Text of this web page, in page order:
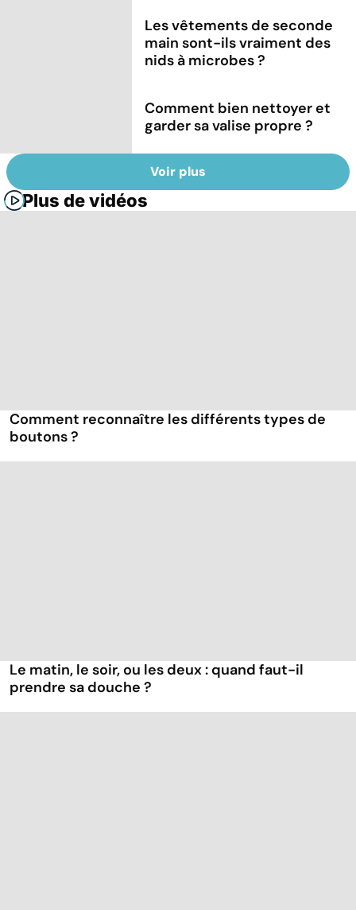
Les vêtements de seconde
main sont-ils vraiment des
nids à microbes ?
Comment bien nettoyer et
garder sa valise propre ?
Voir plus
Plus de vidéos
Comment reconnaître les différents types de
boutons ?
Le matin, le soir, ou les deux : quand faut-il
prendre sa douche ?